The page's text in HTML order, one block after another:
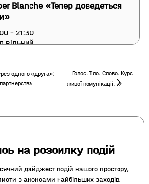
Blanche «Тепер доведеться
- 21:30
вільний
одного «друга»:
Голос. Тіло. Слово. Курс
живої комунікації.
на розсилку подій
дайджест подій нашого простору,
з анонсами найбільших заходів.